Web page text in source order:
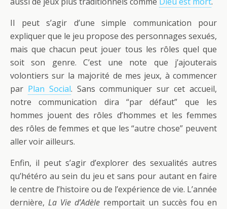
Il peut s’agir d’une simple communication pour
expliquer que le jeu propose des personnages sexués,
mais que chacun peut jouer tous les rôles quel que
soit son genre. C’est une note que j’ajouterais
volontiers sur la majorité de mes jeux, à commencer
par Plan Social. Sans communiquer sur cet accueil,
notre communication dira “par défaut” que les
hommes jouent des rôles d’hommes et les femmes
des rôles de femmes et que les “autre chose” peuvent
aller voir ailleurs.
Enfin, il peut s’agir d’explorer des sexualités autres
qu’hétéro au sein du jeu et sans pour autant en faire
le centre de l’histoire ou de l’expérience de vie. L’année
dernière, La Vie d’Adèle remportait un succès fou en